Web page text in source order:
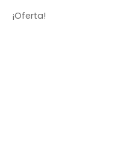
¡Oferta!